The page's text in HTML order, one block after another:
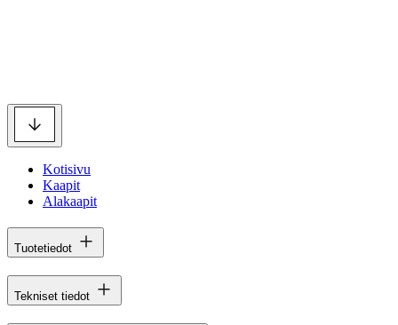
Kotisivu
Kaapit
Alakaapit
Tuotetiedot
Tekniset tiedot